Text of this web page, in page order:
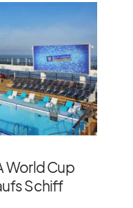
World Cup
Schiff